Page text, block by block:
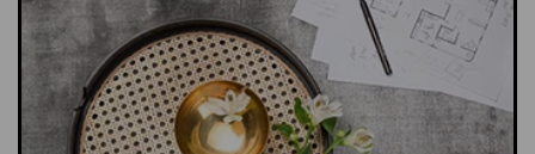
Digitaalinen osoite
www.vitra.com; info@vitra.com